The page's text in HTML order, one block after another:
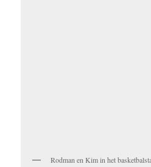
Rodman en Kim in het